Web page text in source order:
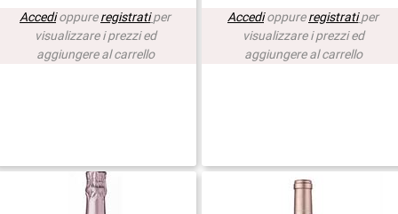
Accedioppureregistrati per
visualizzare i prezzi ed
aggiungere al carrello
Accedioppureregistrati per
visualizzare i prezzi ed
aggiungere al carrello